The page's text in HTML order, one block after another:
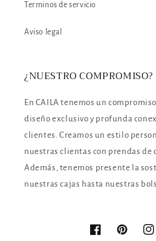
Terminos de servicio
Aviso legal
¿NUESTRO COMPROMISO?
En CAILA tenemos un
diseño exclusivo y profunda
clientes. Creamos un estilo
nuestras clientas con prendas de
Además, tenemos presente la
nuestras cajas hasta nuestras
FacebookPinterest